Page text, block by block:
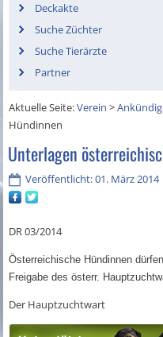
Deckakte
Suche Züchter
Suche Tierärzte
Partner
Aktuelle Seite:Verein >
Hündinnen
Unterlagen
Veröffentlicht: 01. März 2014
DR 03/2014
Österreichische Hündinnen
Freigabe des österr.
Der Hauptzuchtwart